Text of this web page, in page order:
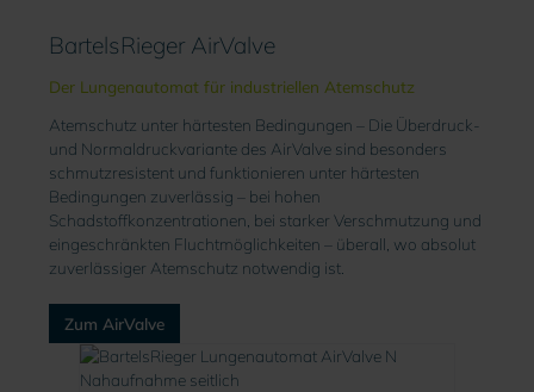
BartelsRieger AirValve
Der Lungenautomat für industriellen Atemschutz
Atemschutz unter härtesten Bedingungen – Die Überdruck-
und Normaldruckvariante des AirValve sind besonders
schmutzresistent und funktionieren unter härtesten
Bedingungen zuverlässig – bei hohen
Schadstoffkonzentrationen, bei starker Verschmutzung und
eingeschränkten Fluchtmöglichkeiten – überall, wo absolut
zuverlässiger Atemschutz notwendig ist.
Zum AirValve
Produktgalerie überspringen